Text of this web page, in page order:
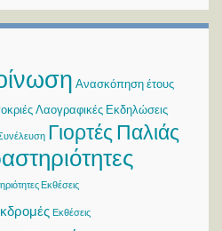
Ανασκόπηση έτους
Λαογραφικές Εκδηλώσεις
Γιορτές Παλιάς
Εκθέσεις
Εκθέσεις